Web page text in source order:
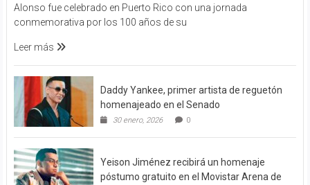
Alonso fue celebrado en Puerto Rico con una jornada
conmemorativa por los 100 años de su
Leer más
Daddy Yankee, primer artista de reguetón
homenajeado en el Senado
30 enero, 2026 0
Yeison Jiménez recibirá un homenaje
póstumo gratuito en el Movistar Arena de